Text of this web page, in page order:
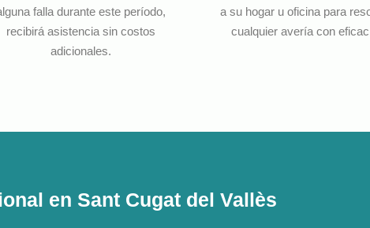
falla durante este período,
recibirá asistencia sin costos
adicionales.
a su hogar u oficina para
cualquier avería con
en Sant Cugat del Vallès